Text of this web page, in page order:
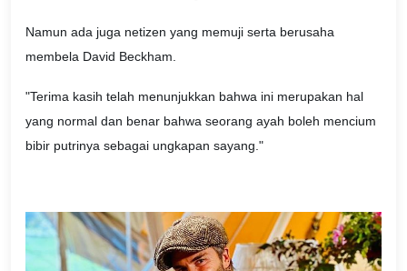
Namun ada juga netizen yang memuji serta berusaha
membela David Beckham.
"Terima kasih telah menunjukkan bahwa ini merupakan hal
yang normal dan benar bahwa seorang ayah boleh mencium
bibir putrinya sebagai ungkapan sayang."